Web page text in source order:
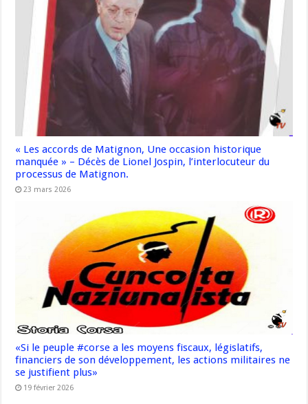
« Les accords de Matignon, Une occasion historique
manquée » – Décès de Lionel Jospin, l’interlocuteur du
processus de Matignon.
23 mars 2026
«Si le peuple #corse a les moyens fiscaux, législatifs,
financiers de son développement, les actions militaires ne
se justifient plus»
19 février 2026